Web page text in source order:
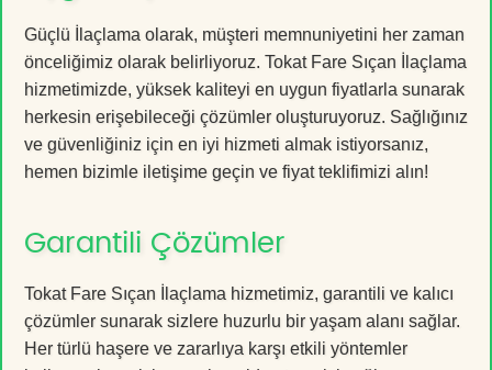
Güçlü İlaçlama olarak, müşteri memnuniyetini her zaman
önceliğimiz olarak belirliyoruz. Tokat Fare Sıçan İlaçlama
hizmetimizde, yüksek kaliteyi en uygun fiyatlarla sunarak
herkesin erişebileceği çözümler oluşturuyoruz. Sağlığınız
ve güvenliğiniz için en iyi hizmeti almak istiyorsanız,
hemen bizimle iletişime geçin ve fiyat teklifimizi alın!
Garantili Çözümler
Tokat Fare Sıçan İlaçlama hizmetimiz, garantili ve kalıcı
çözümler sunarak sizlere huzurlu bir yaşam alanı sağlar.
Her türlü haşere ve zararlıya karşı etkili yöntemler